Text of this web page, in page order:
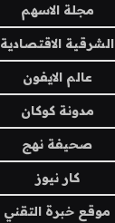
مجلة الاسهم
الشرقية الاقتصادية
عالم الايفون
مدونة كوكان
صحيفة نهج
كار نيوز
موقع خبرة التقني